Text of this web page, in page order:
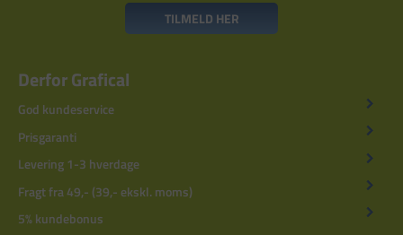
TILMELD HER
Derfor Grafical
God kundeservice
Prisgaranti
Levering 1-3 hverdage
Fragt fra 49,- (39,- ekskl. moms)
5% kundebonus